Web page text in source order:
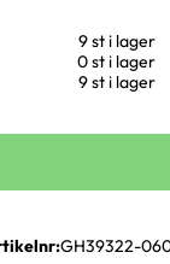
GH39322-
9 st i lager
0 st i lager
9 st i lager